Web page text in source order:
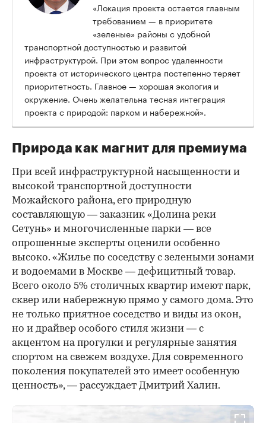
«Локация проекта остается главным
требованием — в приоритете
«зеленые» районы с удобной
транспортной доступностью и развитой
инфраструктурой. При этом вопрос удаленности
проекта от исторического центра постепенно теряет
приоритетность. Главное — хорошая экология и
окружение. Очень желательна тесная интеграция
проекта с природой: парком и набережной».
Природа как магнит для премиума
При всей инфраструктурной насыщенности и
высокой транспортной доступности
Можайского района, его природную
составляющую — заказник «Долина реки
Сетунь» и многочисленные парки — все
опрошенные эксперты оценили особенно
высоко. «Жилье по соседству с зелеными зонами
и водоемами в Москве — дефицитный товар.
Всего около 5% столичных квартир имеют парк,
сквер или набережную прямо у самого дома. Это
не только приятное соседство и виды из окон,
но и драйвер особого стиля жизни — с
акцентом на прогулки и регулярные занятия
спортом на свежем воздухе. Для современного
поколения покупателей это имеет особенную
ценность», — рассуждает Дмитрий Халин.